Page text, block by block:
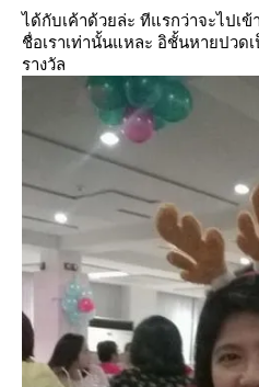
ได้กับเค้าด้วยล่ะ ทีแรกว่าจะไปเ
ชื่อเราเท่านั้นแหละ อิชั้นหายปวด
รางวัล